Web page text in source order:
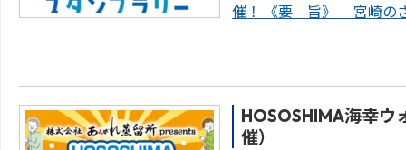
催！ 《要 旨》 宮崎の
HOSOSHIMA海幸
催）